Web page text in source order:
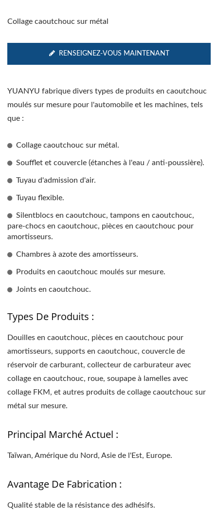
Collage caoutchouc sur métal
RENSEIGNEZ-VOUS MAINTENANT
YUANYU fabrique divers types de produits en caoutchouc
moulés sur mesure pour l'automobile et les machines, tels
que :
Collage caoutchouc sur métal.
Soufflet et couvercle (étanches à l'eau / anti-poussière).
Tuyau d'admission d'air.
Tuyau flexible.
Silentblocs en caoutchouc, tampons en caoutchouc,
pare-chocs en caoutchouc, pièces en caoutchouc pour
amortisseurs.
Chambres à azote des amortisseurs.
Produits en caoutchouc moulés sur mesure.
Joints en caoutchouc.
Types De Produits :
Douilles en caoutchouc, pièces en caoutchouc pour
amortisseurs, supports en caoutchouc, couvercle de
réservoir de carburant, collecteur de carburateur avec
collage en caoutchouc, roue, soupape à lamelles avec
collage FKM, et autres produits de collage caoutchouc sur
métal sur mesure.
Principal Marché Actuel :
Taïwan, Amérique du Nord, Asie de l'Est, Europe.
Avantage De Fabrication :
Qualité stable de la résistance des adhésifs.